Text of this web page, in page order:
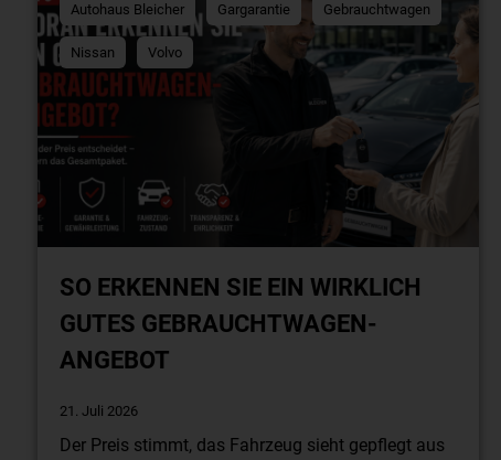
Autohaus Bleicher Gargarantie Gebrauchtwagen
Nissan Volvo
SO ERKENNEN SIE EIN WIRKLICH
GUTES GEBRAUCHTWAGEN-
ANGEBOT
21. Juli 2026
Der Preis stimmt, das Fahrzeug sieht gepflegt aus